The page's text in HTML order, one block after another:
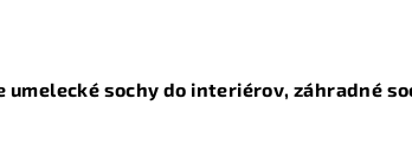
sochy do interiérov, záhradné